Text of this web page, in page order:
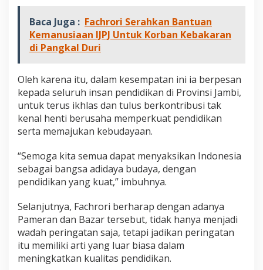
B
a
Baca Juga : Fachrori Serahkan Bantuan
Kemanusiaan IJPJ Untuk Korban Kebakaran
di Pangkal Duri
Oleh karena itu, dalam kesempatan ini ia berpesan
kepada seluruh insan pendidikan di Provinsi Jambi,
untuk terus ikhlas dan tulus berkontribusi tak
kenal henti berusaha memperkuat pendidikan
serta memajukan kebudayaan.
“Semoga kita semua dapat menyaksikan Indonesia
sebagai bangsa adidaya budaya, dengan
pendidikan yang kuat,” imbuhnya.
Selanjutnya, Fachrori berharap dengan adanya
Pameran dan Bazar tersebut, tidak hanya menjadi
wadah peringatan saja, tetapi jadikan peringatan
itu memiliki arti yang luar biasa dalam
meningkatkan kualitas pendidikan.